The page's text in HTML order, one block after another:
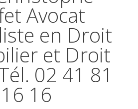
Avocat
en Droit
et Droit
02 41 81
16 16